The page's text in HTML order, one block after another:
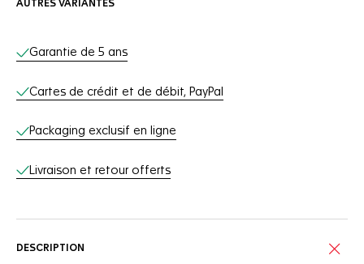
AUTRES VARIANTES
Services en ligne
Garantie de 5 ans
Cartes de crédit et de débit, PayPal
Packaging exclusif en ligne
Livraison et retour offerts
DESCRIPTION